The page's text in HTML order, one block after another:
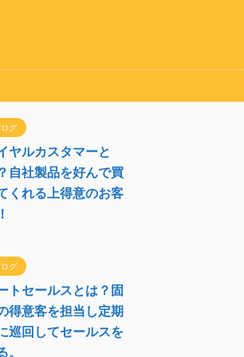
ログ
ヤルカスタマーと
自社製品を好んで買
くれる上得意のお客
ログ
トセールスとは？固
得意客を担当し定期
巡回してセールスを
。